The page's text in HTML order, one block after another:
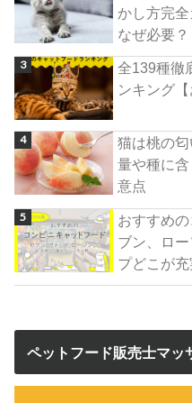
かし方完
なぜ必要？
全139種徹
ンキング
猫は桃の
量や種に
意点
おすすめ
ブン、ロ
プどこが
ペットフード販売士マッ